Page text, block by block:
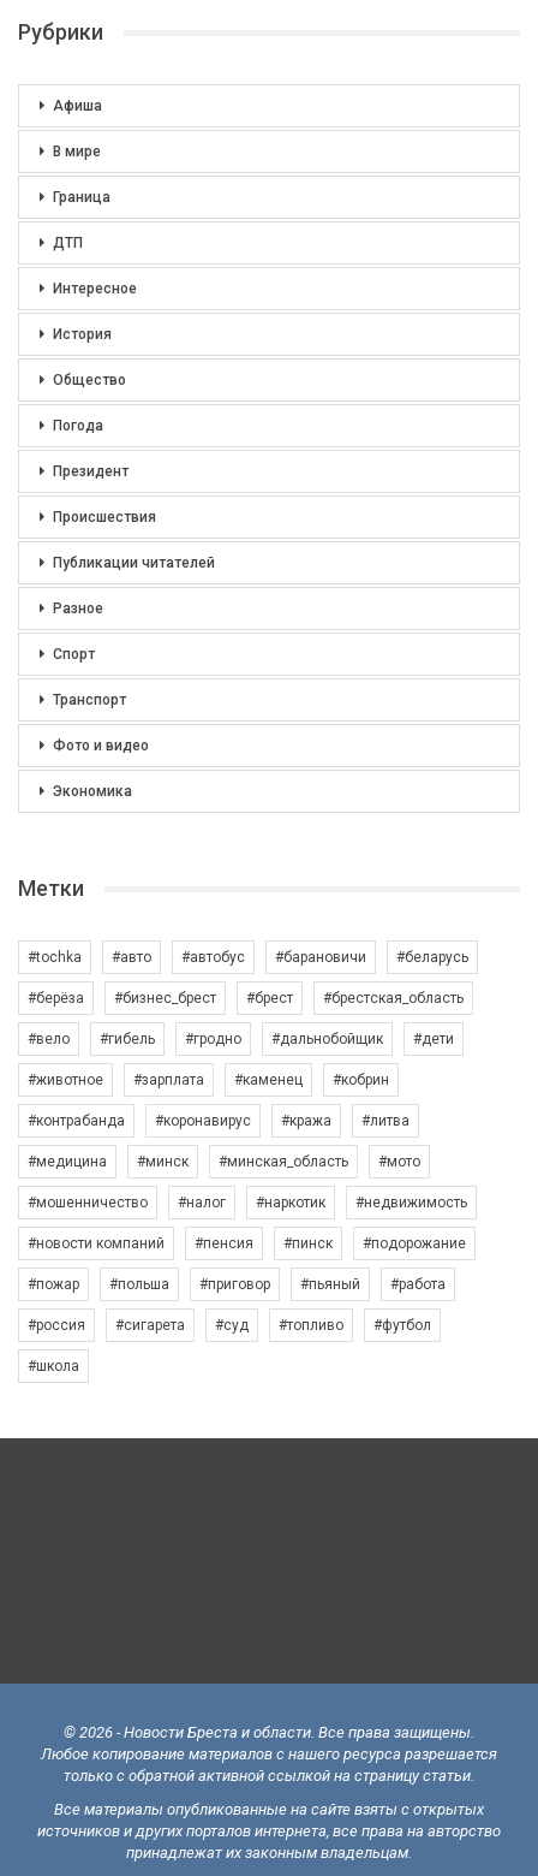
Рубрики
Афиша
В мире
Граница
ДТП
Интересное
История
Общество
Погода
Президент
Происшествия
Публикации читателей
Разное
Спорт
Транспорт
Фото и видео
Экономика
Метки
#tochka #авто #автобус #барановичи #беларусь
#берёза #бизнес_брест #брест #брестская_область
#вело #гибель #гродно #дальнобойщик #дети
#животное #зарплата #каменец #кобрин
#контрабанда #коронавирус #кража #литва
#медицина #минск #минская_область #мото
#мошенничество #налог #наркотик #недвижимость
#новости компаний #пенсия #пинск #подорожание
#пожар #польша #приговор #пьяный #работа
#россия #сигарета #суд #топливо #футбол
#школа
© 2026 - Новости Бреста и области. Все права защищены.
Любое копирование материалов с нашего ресурса разрешается
только с обратной активной ссылкой на страницу статьи.
Все материалы опубликованные на сайте взяты с открытых
источников и других порталов интернета, все права на авторство
принадлежат их законным владельцам.